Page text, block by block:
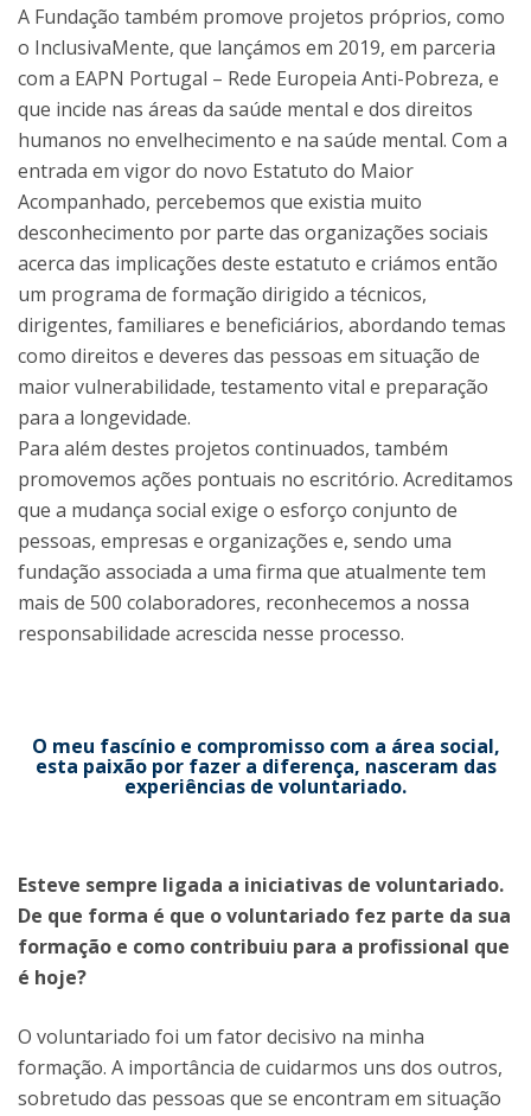
A Fundação também promove projetos próprios, como
o InclusivaMente, que lançámos em 2019, em parceria
com a EAPN Portugal – Rede Europeia Anti-Pobreza, e
que incide nas áreas da saúde mental e dos direitos
humanos no envelhecimento e na saúde mental. Com a
entrada em vigor do novo Estatuto do Maior
Acompanhado, percebemos que existia muito
desconhecimento por parte das organizações sociais
acerca das implicações deste estatuto e criámos então
um programa de formação dirigido a técnicos,
dirigentes, familiares e beneficiários, abordando temas
como direitos e deveres das pessoas em situação de
maior vulnerabilidade, testamento vital e preparação
para a longevidade.
Para além destes projetos continuados, também
promovemos ações pontuais no escritório. Acreditamos
que a mudança social exige o esforço conjunto de
pessoas, empresas e organizações e, sendo uma
fundação associada a uma firma que atualmente tem
mais de 500 colaboradores, reconhecemos a nossa
responsabilidade acrescida nesse processo.
O meu fascínio e compromisso com a área social,
esta paixão por fazer a diferença, nasceram das
experiências de voluntariado.
Esteve sempre ligada a iniciativas de voluntariado.
De que forma é que o voluntariado fez parte da sua
formação e como contribuiu para a profissional que
é hoje?
O voluntariado foi um fator decisivo na minha
formação. A importância de cuidarmos uns dos outros,
sobretudo das pessoas que se encontram em situação